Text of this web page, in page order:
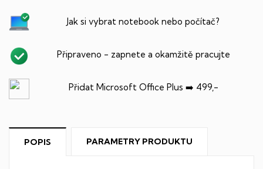
Jak si vybrat notebook nebo počítač?
Připraveno - zapnete a okamžitě pracujte
Přidat Microsoft Office Plus ➡️ 499,-
POPIS PARAMETRY PRODUKTU